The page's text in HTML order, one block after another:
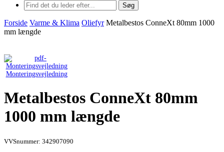
Søg
Forside Varme & Klima Oliefyr Metalbestos ConneXt 80mm 1000
mm længde
Monteringsvejledning
Metalbestos ConneXt 80mm
1000 mm længde
VVSnummer: 342907090